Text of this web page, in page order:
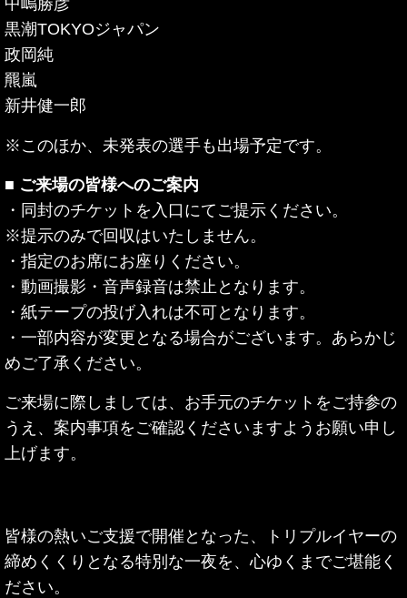
中嶋勝彦
黒潮TOKYOジャパン
政岡純
羆嵐
新井健一郎
※このほか、未発表の選手も出場予定です。
■ ご来場の皆様へのご案内
・同封のチケットを入口にてご提示ください。
※提示のみで回収はいたしません。
・指定のお席にお座りください。
・動画撮影・音声録音は禁止となります。
・紙テープの投げ入れは不可となります。
・一部内容が変更となる場合がございます。あらかじ
めご了承ください。
ご来場に際しましては、お手元のチケットをご持参の
うえ、案内事項をご確認くださいますようお願い申し
上げます。
皆様の熱いご支援で開催となった、トリプルイヤーの
締めくくりとなる特別な一夜を、心ゆくまでご堪能く
ださい。